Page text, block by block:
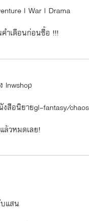
| War | Drama
ำเตือนก่อนซื้อ !!!
lnwshop
สือนิยายgl-fantasy/
ล้วหมดเลย!
แสน